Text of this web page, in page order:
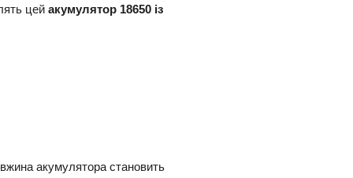
цей акумулятор 18650 із
акумулятора становить